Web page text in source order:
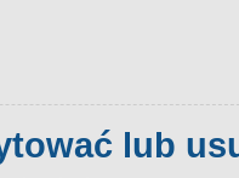
lub